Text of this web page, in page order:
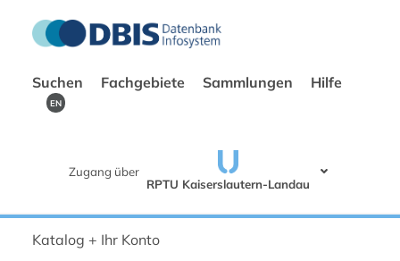
Suchen Fachgebiete Sammlungen Hilfe
EN
Zugang über
RPTU Kaiserslautern-Landau
Katalog + Ihr Konto